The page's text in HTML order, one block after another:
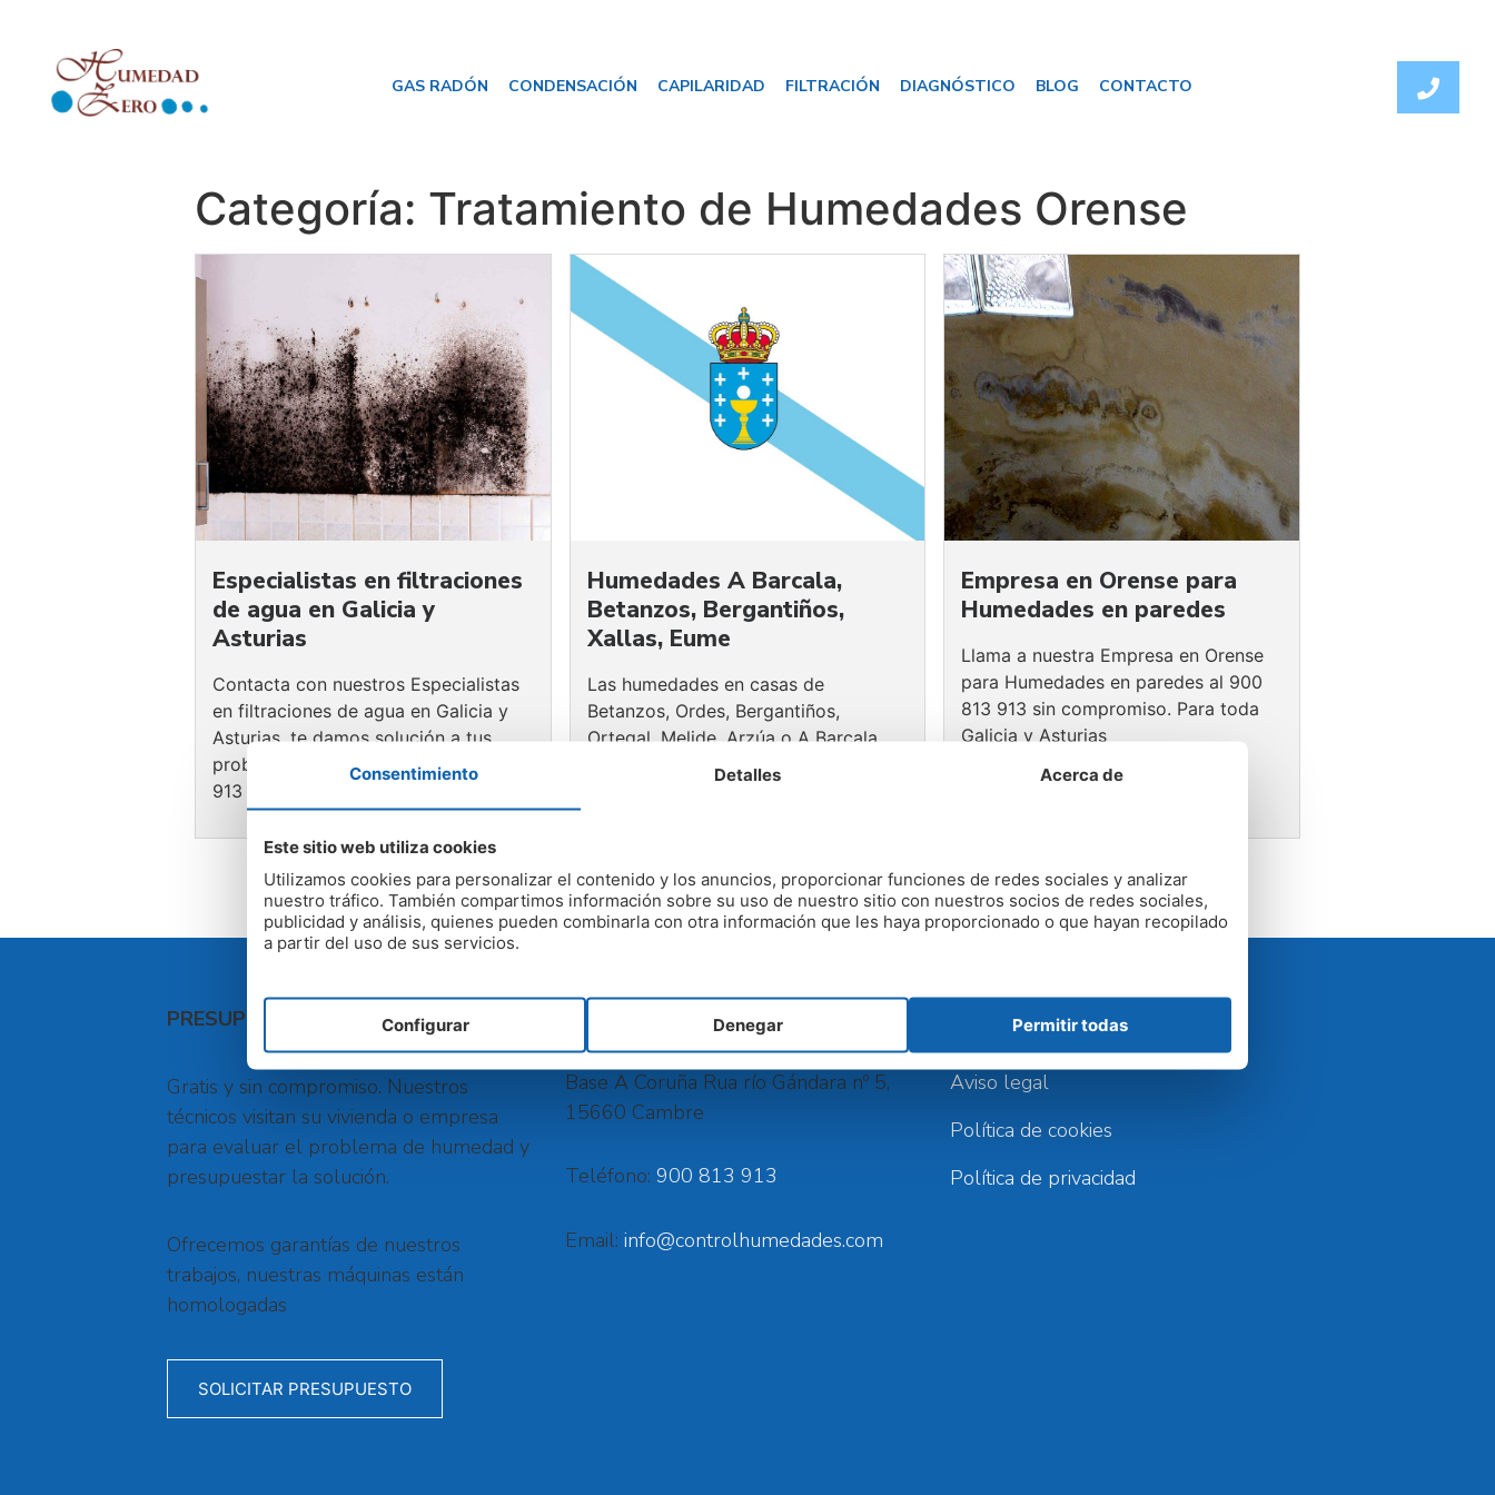
GAS RADÓN CONDENSACIÓN CAPILARIDAD FILTRACIÓN DIAGNÓSTICO BLOG CONTACTO
Categoría: Tratamiento de Humedades Orense
Especialistas en filtraciones
de agua en Galicia y
Asturias
Contacta con nuestros Especialistas
en filtraciones de agua en Galicia y
Asturias, te damos solución a tus
problemas de humedad - 900 813
913
Humedades A Barcala,
Betanzos, Bergantiños,
Xallas, Eume
Las humedades en casas de
Betanzos, Ordes, Bergantiños,
Ortegal, Melide, Arzúa o A Barcala
son muy frecuentes. Llámanos si
Empresa en Orense para
Humedades en paredes
Llama a nuestra Empresa en Orense
para Humedades en paredes al 900
813 913 sin compromiso. Para toda
Galicia y Asturias
PRESUPUESTO GRATUITO
Gratis y sin compromiso. Nuestros
técnicos visitan su vivienda o empresa
para evaluar el problema de humedad y
presupuestar la solución.
Ofrecemos garantías de nuestros
trabajos, nuestras máquinas están
homologadas
SOLICITAR PRESUPUESTO
Base A Coruña Rua río Gándara nº 5,
15660 Cambre
Teléfono: 900 813 913
Email:info@controlhumedades.com
DE INTERÉS
Aviso legal
Política de cookies
Política de privacidad
Consentimiento Detalles Acerca de
Este sitio web utiliza cookies
Utilizamos cookies para personalizar el contenido y los anuncios, proporcionar funciones de redes sociales y analizar
nuestro tráfico. También compartimos información sobre su uso de nuestro sitio con nuestros socios de redes sociales,
publicidad y análisis, quienes pueden combinarla con otra información que les haya proporcionado o que hayan recopilado
a partir del uso de sus servicios.
Configurar Denegar Permitir todas